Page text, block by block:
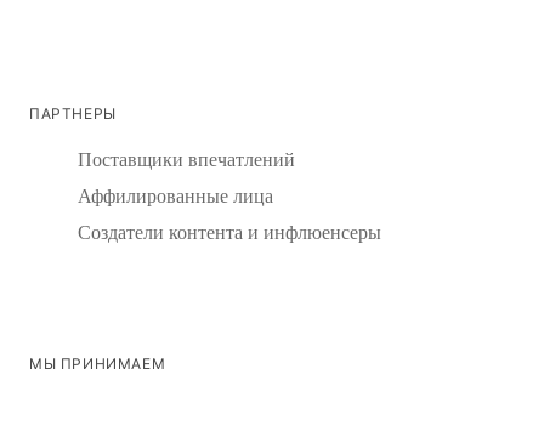
ПАРТНЕРЫ
Поставщики впечатлений
Аффилированные лица
Создатели контента и инфлюенсеры
МЫ ПРИНИМАЕМ